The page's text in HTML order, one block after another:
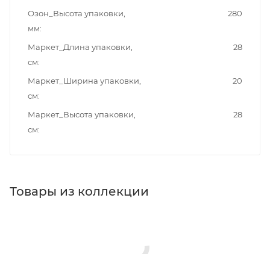
Озон_Высота упаковки,
мм
280
Маркет_Длина упаковки,
см
28
Маркет_Ширина упаковки,
см
20
Маркет_Высота упаковки,
см
28
Товары из коллекции
Стаканы для ванной